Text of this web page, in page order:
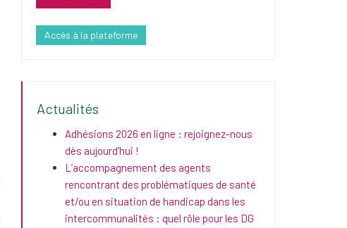
Accès à la plateforme
Actualités
Adhésions 2026 en ligne : rejoignez-nous
dès aujourd’hui !
L’accompagnement des agents
rencontrant des problématiques de santé
et/ou en situation de handicap dans les
intercommunalités : quel rôle pour les DG